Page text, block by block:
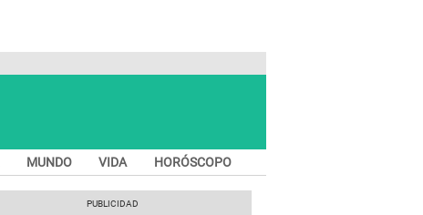
MUNDO VIDA HORÓSCOPO